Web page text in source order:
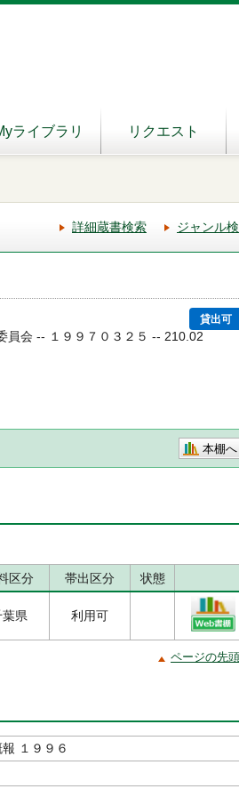
ライブラリ リクエスト
詳細蔵書検索 ジャンル
貸出可
員会 -- １９９７０３２５ -- 210.02
本棚へ
区分 帯出区分 状態
葉県 利用可
ページの先
１９９６